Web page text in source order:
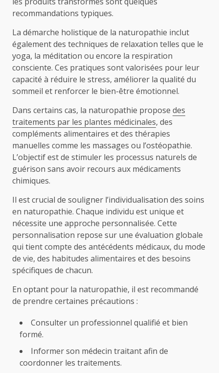
recommandations typiques.
La démarche holistique de la naturopathie inclut
également des techniques de relaxation telles que le
yoga, la méditation ou encore la respiration
consciente. Ces pratiques sont valorisées pour leur
capacité à réduire le stress, améliorer la qualité du
sommeil et renforcer le bien-être émotionnel.
Dans certains cas, la naturopathie propose des
traitements par les plantes médicinales, des
compléments alimentaires et des thérapies
manuelles comme les massages ou l’ostéopathie.
L’objectif est de stimuler les processus naturels de
guérison sans avoir recours aux médicaments
chimiques.
Il est crucial de souligner l’individualisation des soins
en naturopathie. Chaque individu est unique et
nécessite une approche personnalisée. Cette
personnalisation repose sur une évaluation globale
qui tient compte des antécédents médicaux, du mode
de vie, des habitudes alimentaires et des besoins
spécifiques de chacun.
En optant pour la naturopathie, il est recommandé
de prendre certaines précautions :
Consulter un professionnel qualifié et bien
formé.
Informer son médecin traitant afin de
coordonner les traitements.